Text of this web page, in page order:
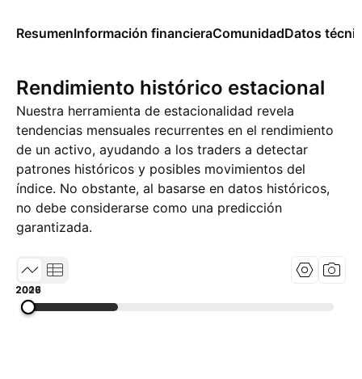
ResumenInformación financieraComunidadDatos
Rendimiento histórico estacional
Nuestra herramienta de estacionalidad revela
tendencias mensuales recurrentes en el rendimiento
de un activo, ayudando a los traders a detectar
patrones históricos y posibles movimientos del
índice. No obstante, al basarse en datos históricos,
no debe considerarse como una predicción
garantizada.
2009
2017
2026